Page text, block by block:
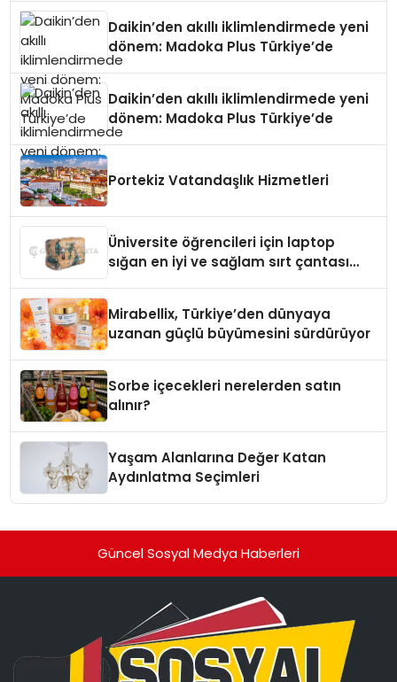
Daikin’den akıllı iklimlendirmede yeni
dönem: Madoka Plus Türkiye’de
Daikin’den akıllı iklimlendirmede yeni
dönem: Madoka Plus Türkiye’de
Portekiz Vatandaşlık Hizmetleri
Üniversite öğrencileri için laptop
sığan en iyi ve sağlam sırt çantası
Mirabellix, Türkiye’den dünyaya
uzanan güçlü büyümesini sürdürüyor
Sorbe içecekleri nerelerden satın
alınır?
Yaşam Alanlarına Değer Katan
Aydınlatma Seçimleri
Güncel Sosyal Medya Haberleri